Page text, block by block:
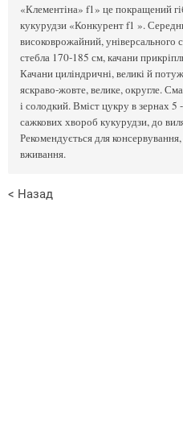
«Клементіна» f1» це покращений
кукурудзи «Конкурент f1 ».
високоврожайний, універсального
стебла 170-185 см, качани
Качани циліндричні, великі й
яскраво-жовте, велике, округле.
і солодкий. Вміст цукру в зернах 5
сажкових хвороб кукурудзи, до
Рекомендується для
вживання.
< Назад